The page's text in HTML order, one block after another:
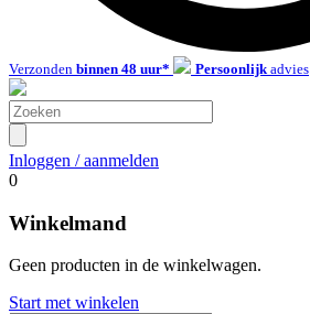
Verzonden binnen 48 uur* Persoonlijkadvies
Inloggen / aanmelden
0
Winkelmand
Geen producten in de winkelwagen.
Start met winkelen